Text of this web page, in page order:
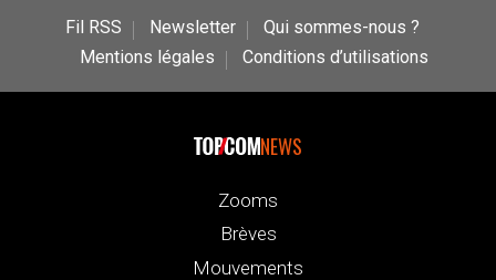
Fil RSS Newsletter
Qui sommes-nous ?
Mentions légales
Conditions d’utilisations
NEWS
Zooms
Brèves
Mouvements